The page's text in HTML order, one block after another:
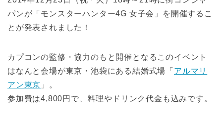
パンが「モンスターハンター4G 女子会」を開催するこ
とが発表されました！
カプコンの監修・協力のもと開催となるこのイベント
はなんと会場が東京・池袋にある結婚式場「 アルマリ
アン東京 」。
参加費は4,800円で、料理やドリンク代金も込みです。